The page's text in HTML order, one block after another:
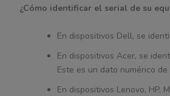
¿Cómo identificar el serial de su
En dispositivos Dell, se
En dispositivos Acer, se
Este es un dato numérico
En dispositivos Lenovo, HP,